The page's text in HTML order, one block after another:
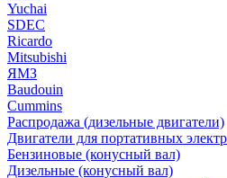
Yuchai
SDEC
Ricardo
Mitsubishi
ЯМЗ
Baudouin
Cummins
Распродажа (дизельные двигатели)
Двигатели для портативных
Бензиновые (конусный вал)
Дизельные (конусный вал)